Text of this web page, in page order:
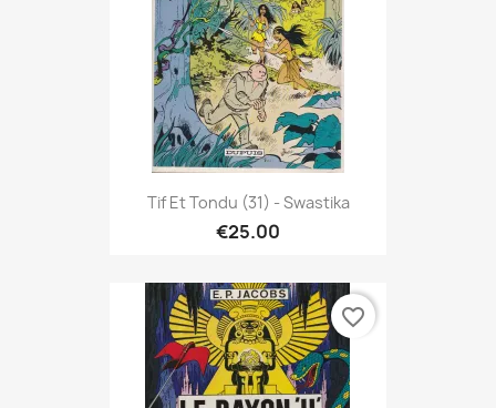
Tif Et Tondu (31) - Swastika
€25.00
favorite_border